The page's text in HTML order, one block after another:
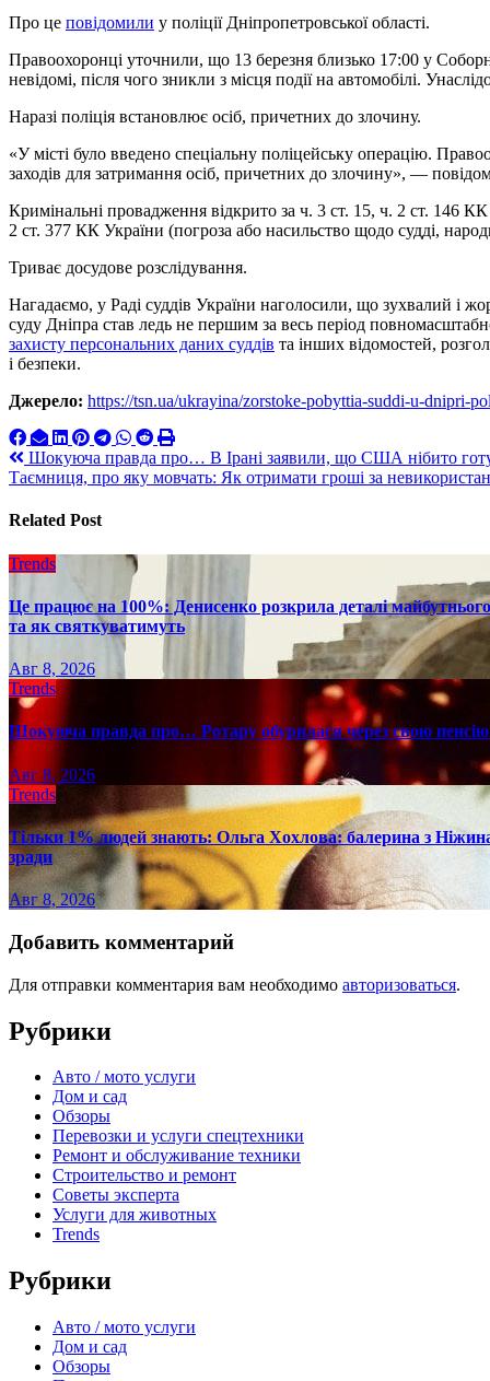
Про це повідомили у поліції Дніпропетровської області.
Правоохоронці уточнили, що 13 березня близько 17:00 у
невідомі, після чого зникли з місця події на автомобілі.
Наразі поліція встановлює осіб, причетних до злочину.
«У місті було введено спеціальну поліцейську операцію.
заходів для затримання осіб, причетних до злочину», —
Кримінальні провадження відкрито за ч. 3 ст. 15, ч. 2 ст. 146
2 ст. 377 КК України (погроза або насильство щодо судді,
Триває досудове розслідування.
Нагадаємо, у Раді суддів України наголосили, що зухвалий і
суду Дніпра став ледь не першим за весь період
захисту персональних даних суддів та інших відомостей,
і безпеки.
Джерело: https://tsn.ua/ukrayina/zorstoke-pobyttia-suddi-u-dnipri-
Навигация
по
записям
Шокуюча правда про… В Ірані заявили, що США нібито
Таємниця, про яку мовчать: Як отримати гроші за
Related Post
Trends
Це працює на 100%: Денисенко розкрила деталі майбутнього
та як святкуватимуть
Авг 8, 2026
Trends
Шокуюча правда про… Ротару обурилася через свою
Авг 8, 2026
Trends
Тільки 1% людей знають: Ольга Хохлова: балерина з
зради
Авг 8, 2026
Добавить комментарий
Для отправки комментария вам необходимо авторизоваться.
Рубрики
Авто / мото услуги
Дом и сад
Обзоры
Перевозки и услуги спецтехники
Ремонт и обслуживание техники
Строительство и ремонт
Советы эксперта
Услуги для животных
Trends
Рубрики
Авто / мото услуги
Дом и сад
Обзоры